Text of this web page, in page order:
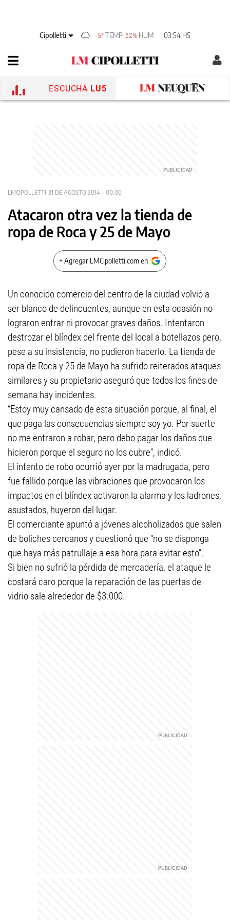
Cipolletti 5° TEMP 62% HUM 03:54 HS
ESCUCHÁ LU5
LMCIPOLLETTI 31 DE AGOSTO 2014 - 00:00
Atacaron otra vez la tienda de
ropa de Roca y 25 de Mayo
+ Agregar LMCipolletti.com en
Un conocido comercio del centro de la ciudad volvió a
ser blanco de delincuentes, aunque en esta ocasión no
lograron entrar ni provocar graves daños. Intentaron
destrozar el blíndex del frente del local a botellazos pero,
pese a su insistencia, no pudieron hacerlo. La tienda de
ropa de Roca y 25 de Mayo ha sufrido reiterados ataques
similares y su propietario aseguró que todos los fines de
semana hay incidentes.
“Estoy muy cansado de esta situación porque, al final, el
que paga las consecuencias siempre soy yo. Por suerte
no me entraron a robar, pero debo pagar los daños que
hicieron porque el seguro no los cubre”, indicó.
El intento de robo ocurrió ayer por la madrugada, pero
fue fallido porque las vibraciones que provocaron los
impactos en el blíndex activaron la alarma y los ladrones,
asustados, huyeron del lugar.
El comerciante apuntó a jóvenes alcoholizados que salen
de boliches cercanos y cuestionó que “no se disponga
que haya más patrullaje a esa hora para evitar esto”.
Si bien no sufrió la pérdida de mercadería, el ataque le
costará caro porque la reparación de las puertas de
vidrio sale alrededor de $3.000.